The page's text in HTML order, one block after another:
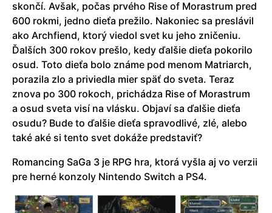
skončí. Avšak, počas prvého Rise of Morastrum pred
600 rokmi, jedno dieťa prežilo. Nakoniec sa preslávil
ako Archfiend, ktorý viedol svet ku jeho zničeniu.
Ďalších 300 rokov prešlo, kedy ďalšie dieťa pokorilo
osud. Toto dieťa bolo známe pod menom Matriarch,
porazila zlo a priviedla mier späť do sveta. Teraz
znova po 300 rokoch, prichádza Rise of Morastrum
a osud sveta visí na vlásku. Objaví sa ďalšie dieťa
osudu? Bude to ďalšie dieťa spravodlivé, zlé, alebo
také aké si tento svet dokáže predstaviť?
Romancing SaGa 3 je RPG hra, ktorá vyšla aj vo verzii
pre herné konzoly Nintendo Switch a PS4.